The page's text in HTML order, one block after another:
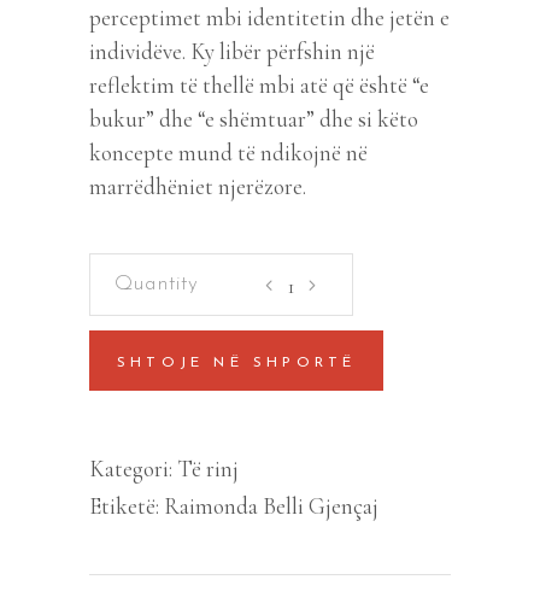
perceptimet mbi identitetin dhe jetën e
individëve. Ky libër përfshin një
reflektim të thellë mbi atë që është “e
bukur” dhe “e shëmtuar” dhe si këto
koncepte mund të ndikojnë në
marrëdhëniet njerëzore.
SHTOJE NË SHPORTË
Kategori: Të rinj
Etiketë: Raimonda Belli Gjençaj